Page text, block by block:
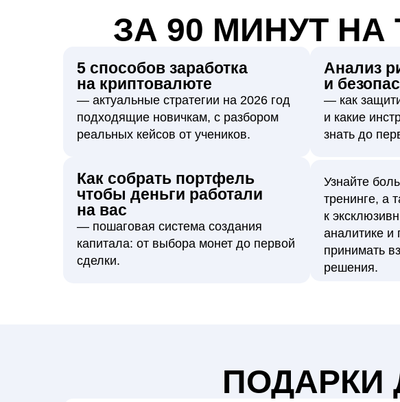
ЗА 90 МИНУТ
5 способов заработка
на криптовалюте
— актуальные стратегии на 2026 год
подходящие новичкам, с разбором
реальных кейсов от учеников.
Анализ
и
— как
и какие
знать до
Как собрать портфель
чтобы деньги работали
на вас
— пошаговая система создания
капитала: от выбора монет до первой
сделки.
Узнайте
тренинге, а
к
аналитике и
принимать
решения.
ПОДАРКИ